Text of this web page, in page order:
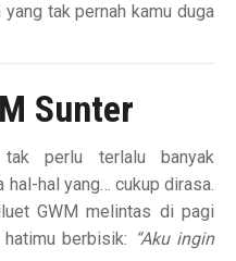
tak pernah kamu duga
Sunter
perlu terlalu banyak
hal-hal yang… cukup dirasa.
GWM melintas di pagi
berbisik: “Aku ingin